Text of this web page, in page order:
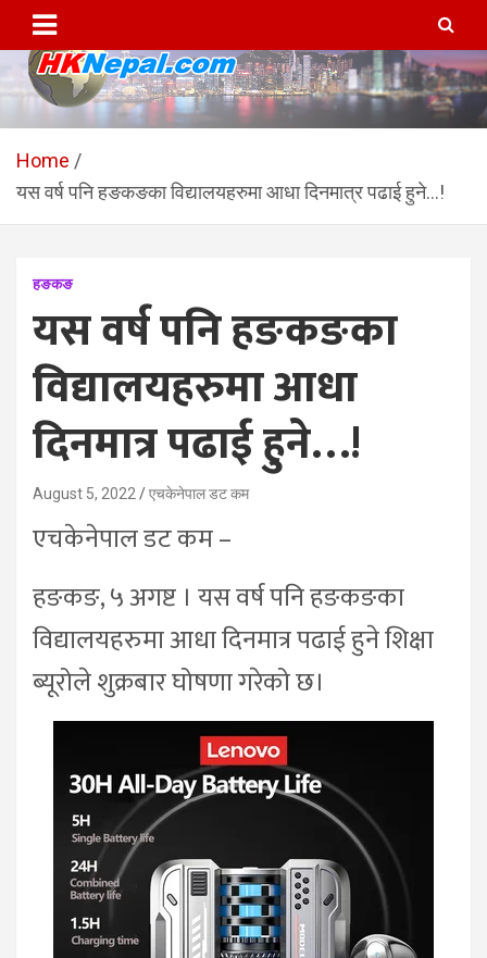
content
HKNepal.com – हङकङबाट
सञ्चालित पहिलो नेपाली अनलाईन
पत्रिका
hknepal, hknepal.com, hk nepal, hk nepal com
Home
यस वर्ष पनि हङकङका विद्यालयहरुमा आधा दिनमात्र पढाई हुने…!
हङकङ
यस वर्ष पनि हङकङका
विद्यालयहरुमा आधा
दिनमात्र पढाई हुने…!
August 5, 2022 एचकेनेपाल डट कम
एचकेनेपाल डट कम –
हङकङ, ५ अगष्ट । यस वर्ष पनि हङकङका
विद्यालयहरुमा आधा दिनमात्र पढाई हुने शिक्षा
ब्यूरोले शुक्रबार घोषणा गरेको छ।